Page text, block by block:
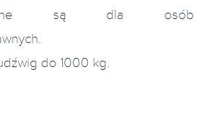
są dla osób
do 1000 kg.